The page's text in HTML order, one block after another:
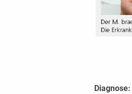
Diagnose: